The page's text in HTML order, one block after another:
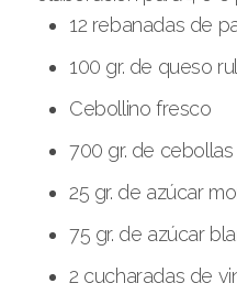
12 rebanadas de
100 gr. de queso
Cebollino fresco
700 gr. de
25 gr. de azúcar
75 gr. de azúcar
2 cucharadas de